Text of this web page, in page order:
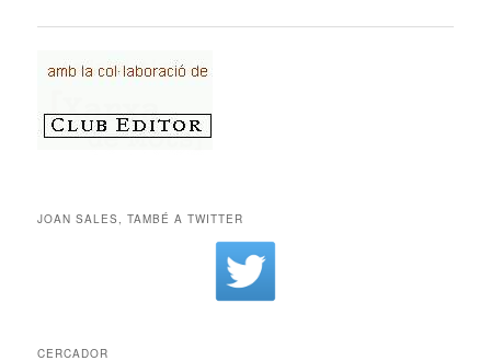
JOAN SALES, TAMBÉ A TWITTER
CERCADOR